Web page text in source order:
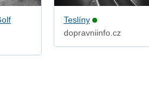
Teslíny
dopravniinfo.cz